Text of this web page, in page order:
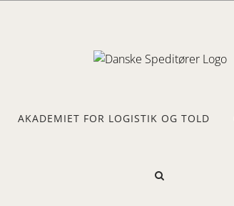
AKADEMIET FOR LOGISTIK OG TOLD